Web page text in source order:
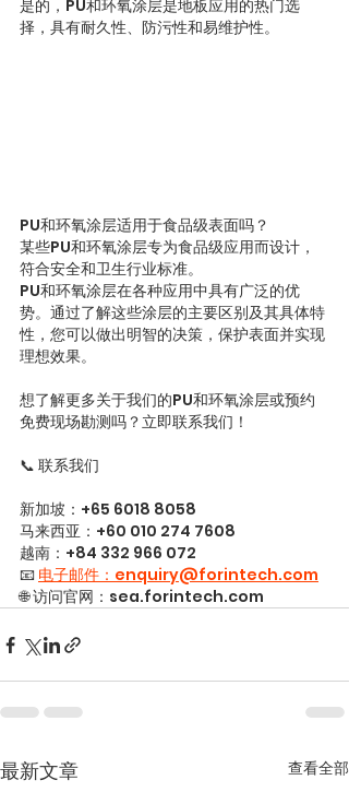
是的，PU和环氧涂层是地板应用的热门选
择，具有耐久性、防污性和易维护性。
PU和环氧涂层适用于食品级表面吗？
某些PU和环氧涂层专为食品级应用而设计，
符合安全和卫生行业标准。
PU和环氧涂层在各种应用中具有广泛的优
势。通过了解这些涂层的主要区别及其具体特
性，您可以做出明智的决策，保护表面并实现
理想效果。
想了解更多关于我们的PU和环氧涂层或预约
免费现场勘测吗？立即联系我们！
📞 联系我们
新加坡：+65 6018 8058
马来西亚：+60 010 274 7608
越南：+84 332 966 072
📧 电子邮件：enquiry@forintech.com
🌐 访问官网：sea.forintech.com
最新文章 查看全部